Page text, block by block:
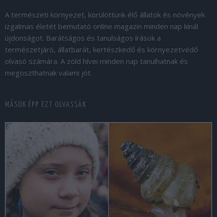
A természeti környezet, körülöttünk élő állatok és növények
izgalmas életét bemutató online magazin minden nap kínál
újdonságot. Barátságos és tanulságos írások a
természetjáró, állatbarát, kertészkedő és környezetvédő
olvasó számára. A zöld hívei minden nap tanulhatnak és
megoszthatnak valami jót.
MÁSOK ÉPP EZT OLVASSÁK